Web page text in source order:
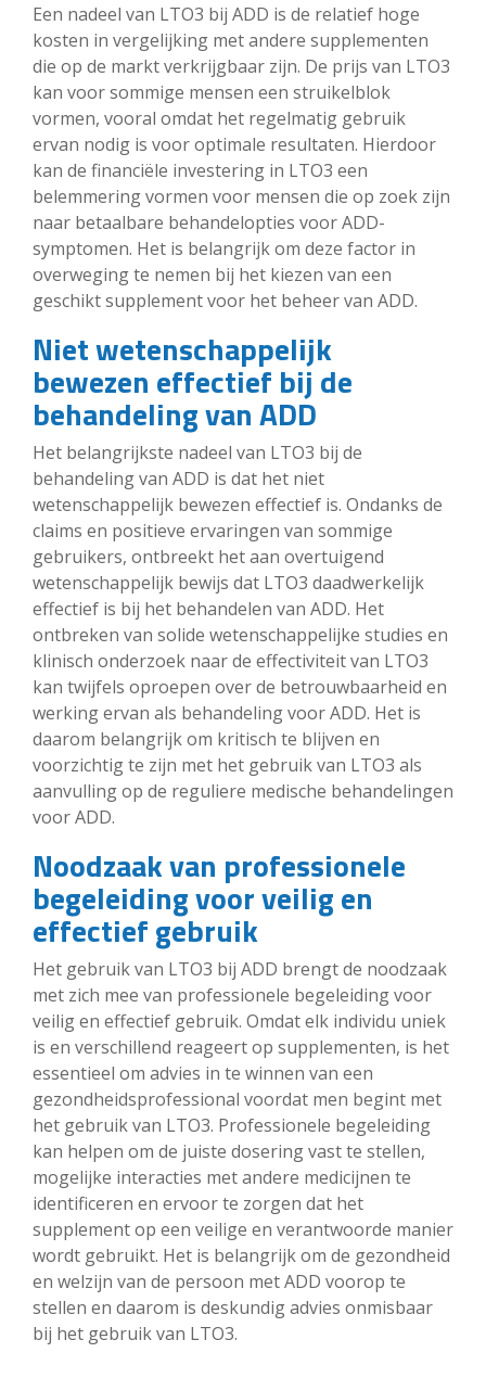
Een nadeel van LTO3 bij ADD is de relatief hoge
kosten in vergelijking met andere supplementen
die op de markt verkrijgbaar zijn. De prijs van LTO3
kan voor sommige mensen een struikelblok
vormen, vooral omdat het regelmatig gebruik
ervan nodig is voor optimale resultaten. Hierdoor
kan de financiële investering in LTO3 een
belemmering vormen voor mensen die op zoek zijn
naar betaalbare behandelopties voor ADD-
symptomen. Het is belangrijk om deze factor in
overweging te nemen bij het kiezen van een
geschikt supplement voor het beheer van ADD.
Niet wetenschappelijk
bewezen effectief bij de
behandeling van ADD
Het belangrijkste nadeel van LTO3 bij de
behandeling van ADD is dat het niet
wetenschappelijk bewezen effectief is. Ondanks de
claims en positieve ervaringen van sommige
gebruikers, ontbreekt het aan overtuigend
wetenschappelijk bewijs dat LTO3 daadwerkelijk
effectief is bij het behandelen van ADD. Het
ontbreken van solide wetenschappelijke studies en
klinisch onderzoek naar de effectiviteit van LTO3
kan twijfels oproepen over de betrouwbaarheid en
werking ervan als behandeling voor ADD. Het is
daarom belangrijk om kritisch te blijven en
voorzichtig te zijn met het gebruik van LTO3 als
aanvulling op de reguliere medische behandelingen
voor ADD.
Noodzaak van professionele
begeleiding voor veilig en
effectief gebruik
Het gebruik van LTO3 bij ADD brengt de noodzaak
met zich mee van professionele begeleiding voor
veilig en effectief gebruik. Omdat elk individu uniek
is en verschillend reageert op supplementen, is het
essentieel om advies in te winnen van een
gezondheidsprofessional voordat men begint met
het gebruik van LTO3. Professionele begeleiding
kan helpen om de juiste dosering vast te stellen,
mogelijke interacties met andere medicijnen te
identificeren en ervoor te zorgen dat het
supplement op een veilige en verantwoorde manier
wordt gebruikt. Het is belangrijk om de gezondheid
en welzijn van de persoon met ADD voorop te
stellen en daarom is deskundig advies onmisbaar
bij het gebruik van LTO3.